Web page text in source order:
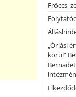
Fröccs,
„Óriási
körül”